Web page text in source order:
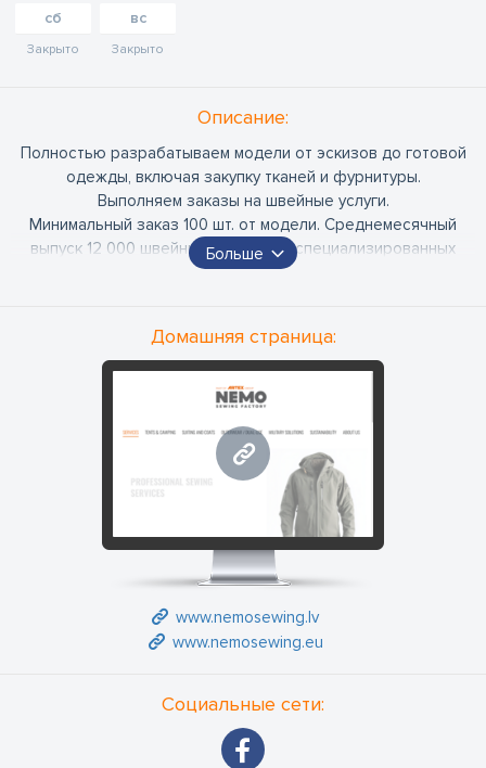
сб
Закрыто
вс
Закрыто
Oписание:
Полностью разрабатываем модели от эскизов до готовой
одежды, включая закупку тканей и фурнитуры.
Выполняем заказы на швейные услуги.
Минимальный заказ 100 шт. от модели. Среднемесячный
выпуск 12 000 швейных изделий; 6 специализированных
потоков;
пальто для Латвийских магазинов.
Услуги вышивки в Даугавпилсе. Вышивка фирменных
логотипов, символики или элементов декора на
в сутки.
Широкий ассортимент тканевых отходов и фурнитуры для
распродажи.
Больше
Домашняя страница:
www.nemosewing.lv
www.nemosewing.lv
www.nemosewing.eu
Социальные сети: